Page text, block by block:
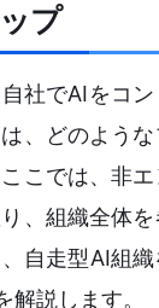
プ
社でAIをコ
、どのよう
こでは、非
、組織全体
自走型AI組
説します。